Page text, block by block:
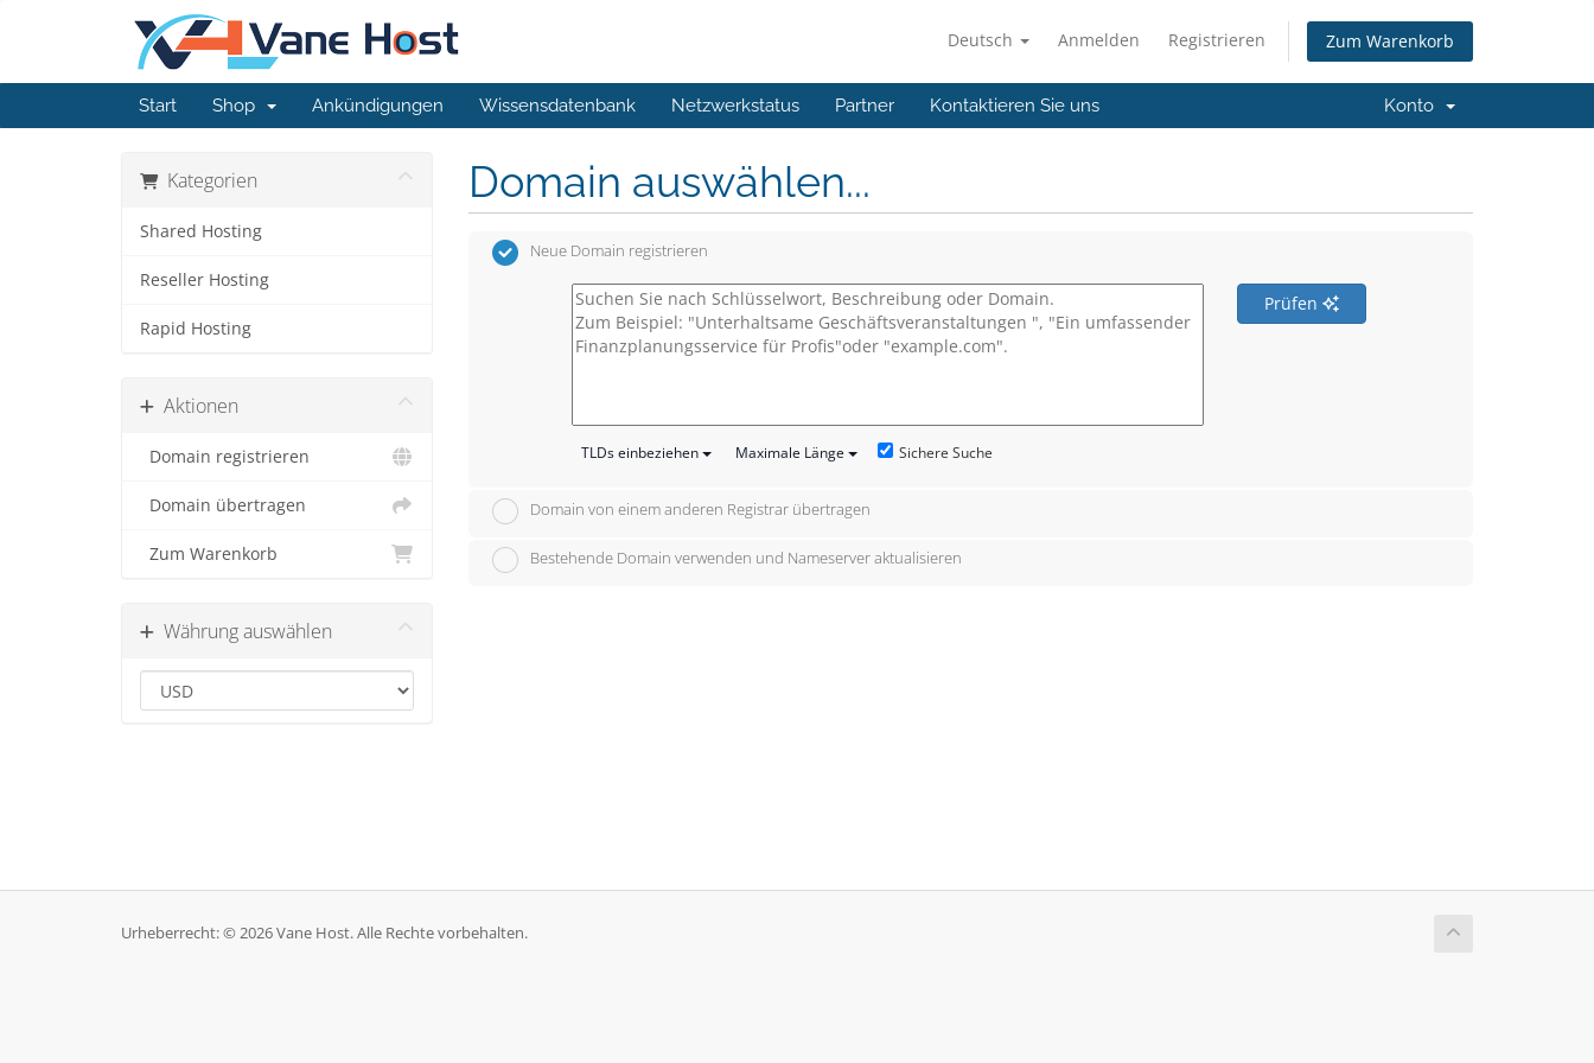
Deutsch Anmelden Registrieren Zum Warenkorb
Start Shop Ankündigungen Wissensdatenbank Netzwerkstatus Partner Kontaktieren Sie uns Konto
Kategorien
Shared Hosting
Reseller Hosting
Rapid Hosting
Aktionen
Domain registrieren
Domain übertragen
Zum Warenkorb
Währung auswählen
Domain auswählen...
Neue Domain registrieren
Prüfen
TLDs einbeziehen Maximale Länge Sichere Suche
Domain von einem anderen Registrar übertragen
Bestehende Domain verwenden und Nameserver aktualisieren
Urheberrecht: © 2026 Vane Host. Alle Rechte vorbehalten.